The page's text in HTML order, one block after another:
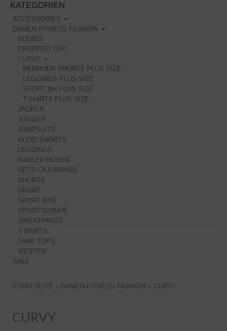
KATEGORIEN
ACCESSOIRES
DAMEN FITNESS FASHION
BODIES
CROPPED TOP
CURVY
BERMUDA SHORTS PLUS SIZE
LEGGINGS PLUS SIZE
SPORT BH PLUS SIZE
T-SHIRTS PLUS SIZE
JACKEN
JOGGER
JUMPSUITS
KLEID SHORTS
LEGGINGS
RADLER HOSEN
SETS CAJUBRASIL
SHORTS
SKORT
SPORT BHS
SPORTSCHUHE
SWEATPANTS
T-SHIRTS
TANK TOPS
WESTEN
SALE
STARTSEITE » DAMEN FITNESS FASHION » CURVY
CURVY